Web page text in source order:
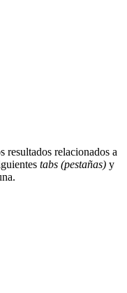
resultados relacionados a
tabs (pestañas) y